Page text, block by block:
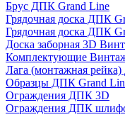
Брус ДПК Grand Line
Грядочная доска ДПК
Грядочная доска ДПК
Доска заборная 3D
Комплектующие
Лага (монтажная
Образцы ДПК Grand
Ограждения ДПК 3D
Ограждения ДПК